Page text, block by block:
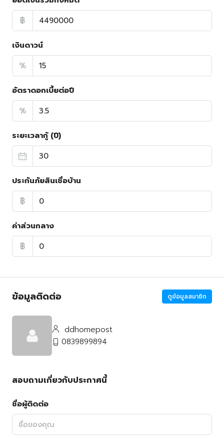
฿
เงินดาวน์
%
อัตราดอกเบี้ยต่อปี
%
ระยะเวลากู้ (ปี)
ประกันภัยสินเชื่อบ้าน
฿
ค่าส่วนกลาง
฿
ข้อมูลติดต่อ ดูข้อมูลสมาชิก
ddhomepost
0839899894
สอบถามเกี่ยวกับประกาศนี้
ชื่อผู้ติดต่อ